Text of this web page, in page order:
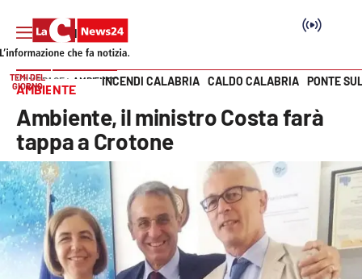
Cronaca
Politica
Attualità
Vai
TEMI DEL
GIORNO
INCENDI CALABRIA CALDO CALABRIA PONTE
HOME PAGE AMBIENTE
AMBIENTE
Ambiente, il ministro Costa farà
tappa a Crotone